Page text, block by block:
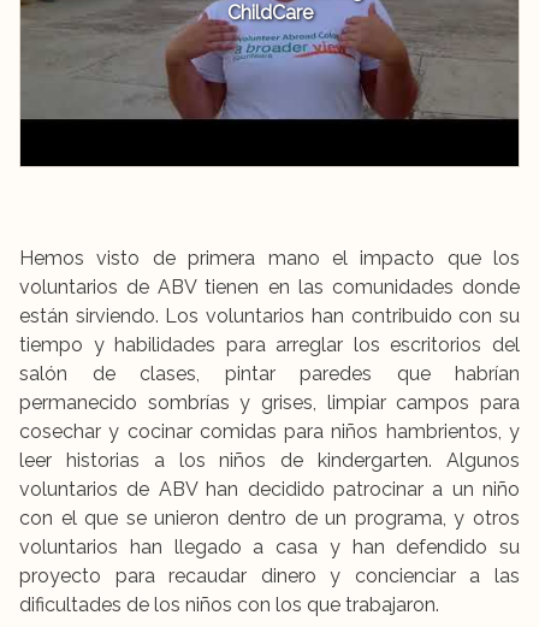
ChildCare
Hemos visto de primera mano el impacto que los
voluntarios de ABV tienen en las comunidades donde
están sirviendo. Los voluntarios han contribuido con su
tiempo y habilidades para arreglar los escritorios del
salón de clases, pintar paredes que habrían
permanecido sombrías y grises, limpiar campos para
cosechar y cocinar comidas para niños hambrientos, y
leer historias a los niños de kindergarten. Algunos
voluntarios de ABV han decidido patrocinar a un niño
con el que se unieron dentro de un programa, y otros
voluntarios han llegado a casa y han defendido su
proyecto para recaudar dinero y concienciar a las
dificultades de los niños con los que trabajaron.